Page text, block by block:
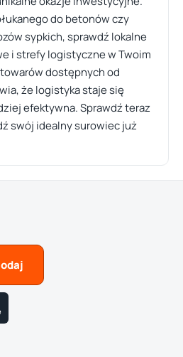
do betonów czy
sypkich, sprawdź lokalne
i strefy logistyczne w Twoim
dostępnych od
że logistyka staje się
efektywna. Sprawdź teraz
swój idealny surowiec już